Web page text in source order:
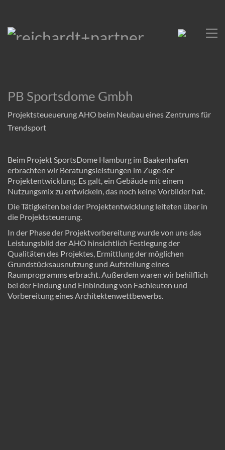
PB Sportsdome Gmbh
Projektsteueuerung AHO beim Neubau eines Zentrums für
Trendsport
Beim Projekt SportsDome Hamburg im Baakenhafen
erbrachten wir Beratungsleistungen im Zuge der
Projektentwicklung. Es galt, ein Gebäude mit einem
Nutzungsmix zu entwickeln, das noch keine Vorbilder hat.
Die Tätigkeiten bei der Projektentwicklung leiteten über in
die Projektsteuerung.
In der Phase der Projektvorbereitung wurde von uns das
Leistungsbild der AHO hinsichtlich Festlegung der
Qualitäten des Projektes, Ermittlung der möglichen
Grundstücksausnutzung und Aufstellung eines
Raumprogramms erbracht. Außerdem waren wir behilflich
bei der Findung und Einbindung von Fachleuten und
Vorbereitung eines Architektenwettbewerbs.